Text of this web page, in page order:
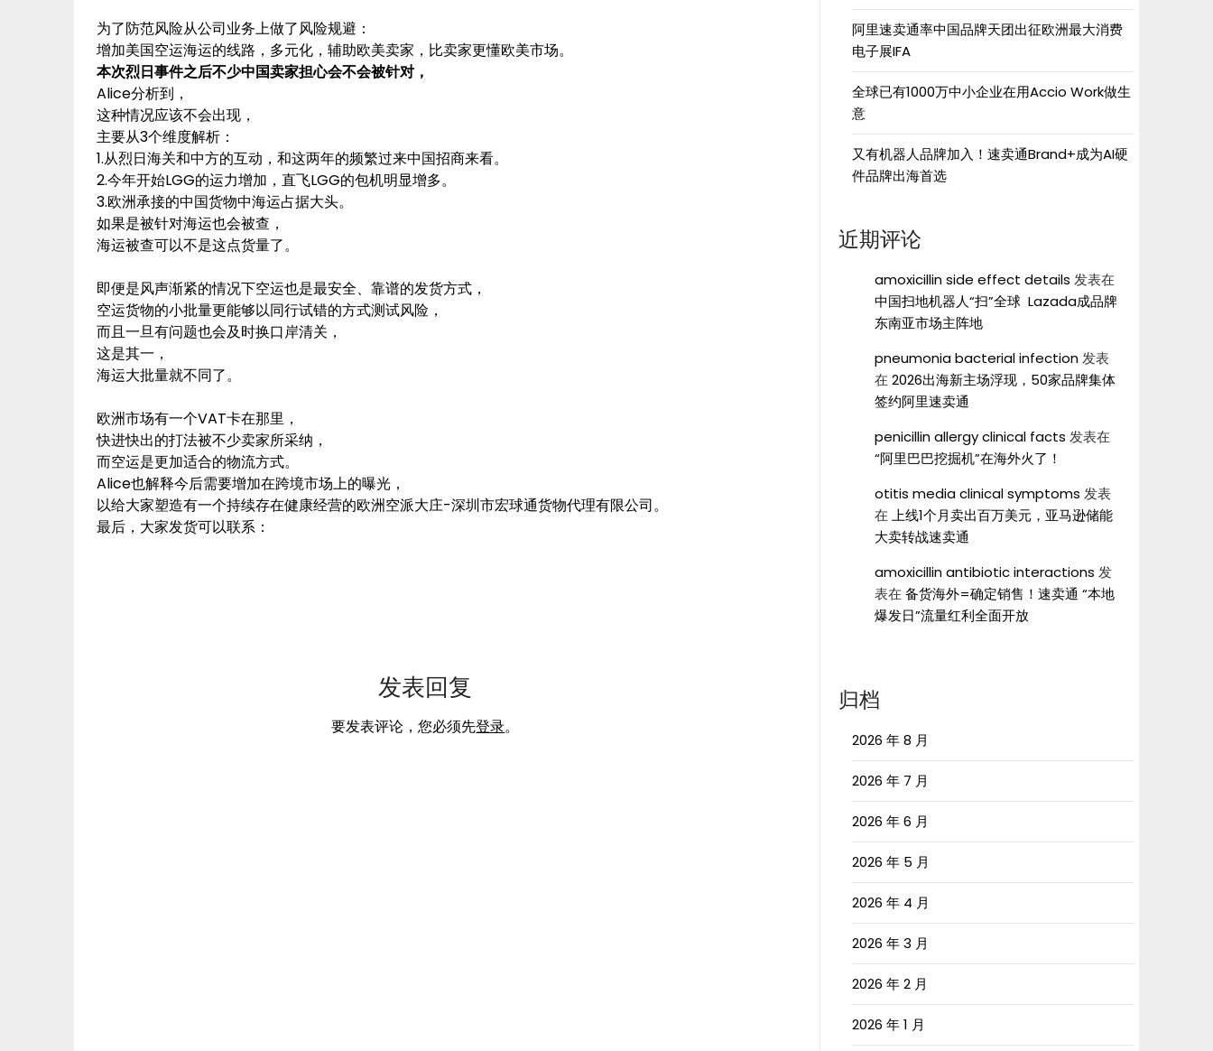
为了防范风险从公司业务上做了风险规避：
增加美国空运海运的线路，多元化，辅助欧美卖家，比卖家更懂欧美市场。
本次烈日事件之后不少中国卖家担心会不会被针对，
Alice分析到，
这种情况应该不会出现，
主要从3个维度解析：
1.从烈日海关和中方的互动，和这两年的频繁过来中国招商来看。
2.今年开始LGG的运力增加，直飞LGG的包机明显增多。
3.欧洲承接的中国货物中海运占据大头。
如果是被针对海运也会被查，
海运被查可以不是这点货量了。
即便是风声渐紧的情况下空运也是最安全、靠谱的发货方式，
空运货物的小批量更能够以同行试错的方式测试风险，
而且一旦有问题也会及时换口岸清关，
这是其一，
海运大批量就不同了。
欧洲市场有一个VAT卡在那里，
快进快出的打法被不少卖家所采纳，
而空运是更加适合的物流方式。
Alice也解释今后需要增加在跨境市场上的曝光，
以给大家塑造有一个持续存在健康经营的欧洲空派大庄-深圳市宏球通货物代理有限公司。
最后，大家发货可以联系：
发表回复
要发表评论，您必须先登录。
阿里速卖通率中国品牌天团出征欧洲最大消费
电子展IFA
全球已有1000万中小企业在用Accio Work做生
意
又有机器人品牌加入！速卖通Brand+成为AI硬
件品牌出海首选
近期评论
amoxicillin side effect details 发表在
中国扫地机器人“扫”全球 Lazada成品牌
东南亚市场主阵地
pneumonia bacterial infection发表
在2026出海新主场浮现，50家品牌集体
签约阿里速卖通
penicillin allergy clinical facts 发表在
“阿里巴巴挖掘机”在海外火了！
otitis media clinical symptoms 发表
在上线1个月卖出百万美元，亚马逊储能
大卖转战速卖通
amoxicillin antibiotic interactions 发
表在备货海外=确定销售！速卖通 “本地
爆发日”流量红利全面开放
归档
2026 年 8 月
2026 年 7 月
2026 年 6 月
2026 年 5 月
2026 年 4 月
2026 年 3 月
2026 年 2 月
2026 年 1 月